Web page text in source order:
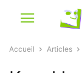
Accueil Articles